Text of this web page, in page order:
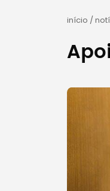
início /